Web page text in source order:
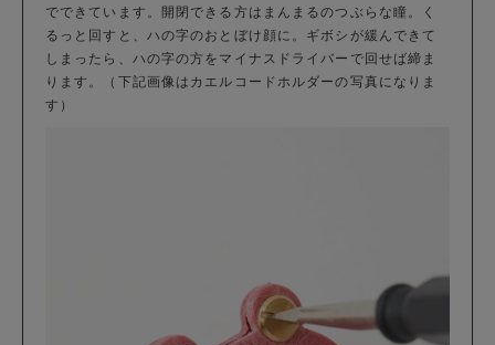
でできています。開閉できる方はまんまるのつぶらな瞳。く
るっと回すと、ハの字のおとぼけ顔に。ギボシが緩んできて
しまったら、ハの字の方をマイナスドライバーで回せば締ま
ります。（下記画像はカエルコードホルダーの写真になりま
す）